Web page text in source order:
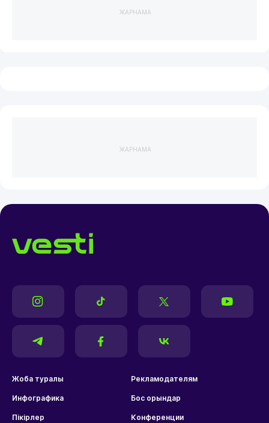
ЖАРНАМА
ЖАРНАМА
Жоба туралы Рекламодателям
Инфографика Бос орындар
Пікірлер Конференции